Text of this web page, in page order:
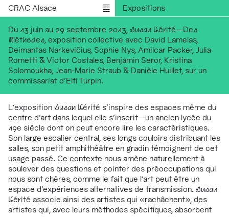
CRAC Alsace
Expositions
Médiations
Résidences
Publications
English version
Du 13 juin au 29 septembre 2013 , Susan Vérité—Des
Méthodes , exposition collective avec David Lamelas,
Deimantas Narkevičius, Sophie Nys, Amilcar Packer, Julia
Rometti & Victor Costales, Benjamin Seror, Kristina
Solomoukha, Jean-Marie Straub & Danièle Huillet, sur un
commissariat d'Elfi Turpin.
L’exposition Susan Vérité s’inspire des espaces même du
centre d’art dans lequel elle s’inscrit—un ancien lycée du
19e siècle dont on peut encore lire les caractéristiques.
Son large escalier central, ses longs couloirs distribuant les
salles, son petit amphithéâtre en gradin témoignent de cet
usage passé. Ce contexte nous amène naturellement à
soulever des questions et pointer des préoccupations qui
nous sont chères, comme le fait que l’art peut être un
espace d’expériences alternatives de transmission. Susan
Vérité associe ainsi des artistes qui «rachâchent», des
artistes qui, avec leurs méthodes spécifiques, absorbent